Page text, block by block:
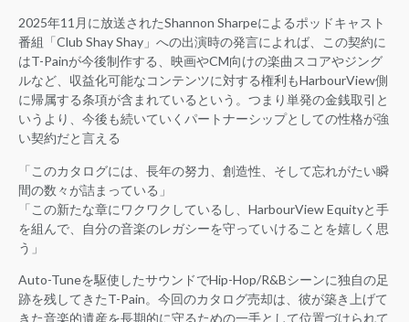
2025年11月に放送されたShannon Sharpeによるポッドキャスト
番組「Club Shay Shay」への出演時の発言によれば、この契約に
はT-Painが今後制作する、映画やCM向けの楽曲スコアやジング
ルなど、収益化可能なコンテンツに対する権利もHarbourView側
に帰属する条項が含まれているという。つまり単発の金銭取引と
いうより、今後も続いていくパートナーシップとしての性格が強
い契約だと言える
「このカタログには、長年の努力、創造性、そして忘れがたい瞬
間の数々が詰まっている」
「この新たな章にワクワクしているし、HarbourView Equityと手
を組んで、自分の音楽のレガシーを守っていけることを嬉しく思
う」
Auto-Tuneを駆使したサウンドでHip-Hop/R&Bシーンに独自の足
跡を残してきたT-Pain。今回のカタログ売却は、彼が築き上げて
きた音楽的遺産を長期的に守るための一手として位置づけられて